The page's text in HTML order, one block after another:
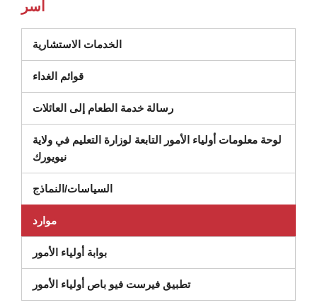
أسر
الخدمات الاستشارية
قوائم الغداء
رسالة خدمة الطعام إلى العائلات
لوحة معلومات أولياء الأمور التابعة لوزارة التعليم في ولاية
نيويورك
السياسات/النماذج
موارد
بوابة أولياء الأمور
تطبيق فيرست فيو باص أولياء الأمور